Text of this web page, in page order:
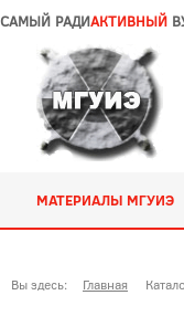
САМЫЙ РАДИАКТИВНЫЙ
МАТЕРИАЛЫ МГУИЭ
Вы здесь: Главная